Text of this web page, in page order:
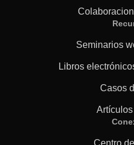
Seminarios
Libros
Casos
Centro